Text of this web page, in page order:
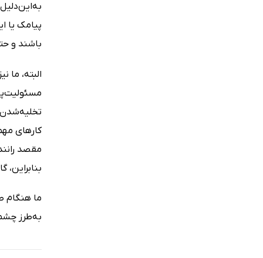
پیامک یا
باشند و
البته، ما
کارهای
مقصد
ما هنگام
به‌طرز